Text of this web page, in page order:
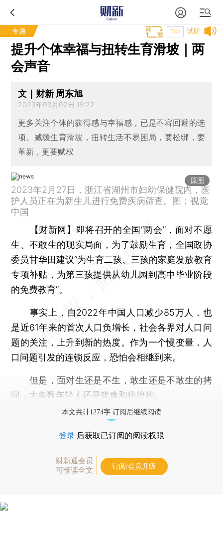
专题 试听
T中
提升个体幸福与扭转生育滑坡｜两
会声音
文｜财新 周东旭
2023年03月02日 15:22
更多关注个体的获得感与幸福感，已是不容回避的选
项。减缓生育滑坡，扭转生活不易困局，要松绑，要
革新，更要赋权
原图
2023年2月27日，浙江省湖州市妇幼保健院内，医
护人员正在为新生儿进行免费疾病筛查。图：视觉
中国
【财新网】 即将召开的全国“两会”，面对不愿
生、不敢生的现实局面，为了鼓励生育，全国政协
委员甘华田建议“为生育二孩、三孩的家庭发放教育
专项补贴，为第三孩提供从幼儿园到高中毕业阶段
的免费教育”。
事实上，自2022年中国人口减少85万人，也
是近61年来的首次人口负增长，社会各界对人口问
题的关注，上升到新的热度。作为一个慢变量，人
口问题引发的连锁反应，恐怕会相继到来。
但是，面对生还是不生，敢生还是不敢生的拷
问，大多数年轻人还是犹豫和彷徨的。
本文共计1274字 订阅后继续阅读
登录 后获取已订阅的阅读权限
财新通会员
可畅读全文
订阅/会员升级